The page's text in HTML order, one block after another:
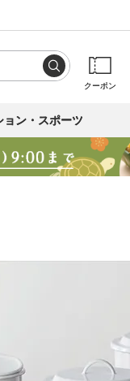
クーポン
ョン・スポーツ